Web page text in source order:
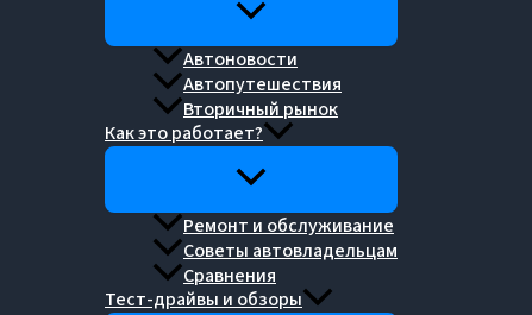
Автоновости
Автопутешествия
Вторичный рынок
Как это работает?
Ремонт и обслуживание
Советы автовладельцам
Сравнения
Тест-драйвы и обзоры